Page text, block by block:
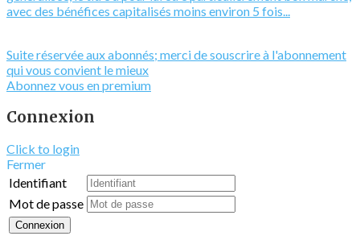
avec des bénéfices capitalisés moins environ 5 fois...
Suite réservée aux abonnés; merci de souscrire à l'abonnement
qui vous convient le mieux
Abonnez vous en premium
Connexion
Click to login
Fermer
Identifiant
Mot de passe
Connexion